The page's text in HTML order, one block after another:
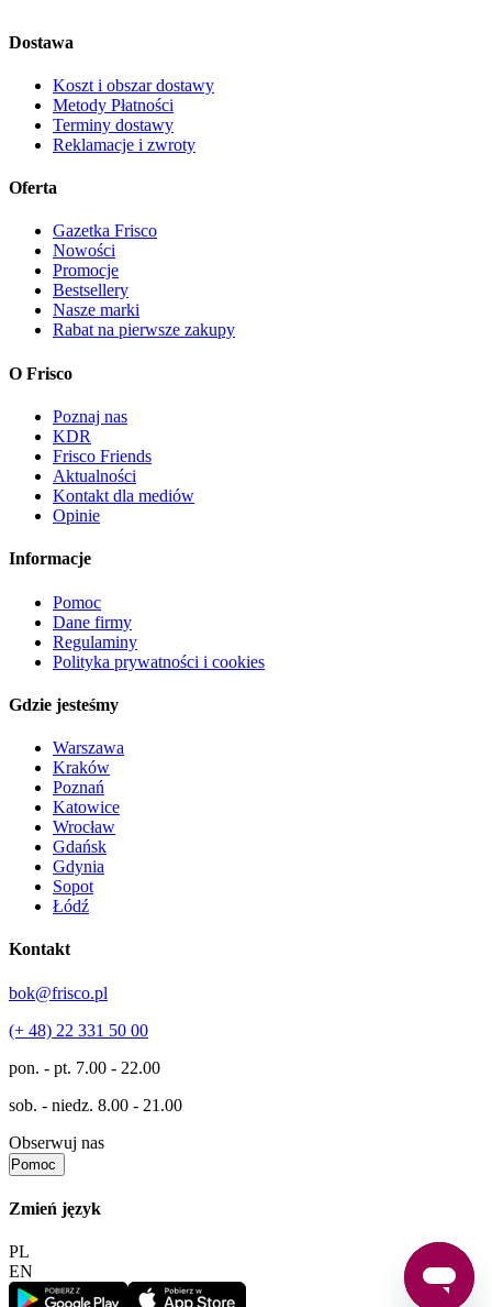
Dostawa
Koszt i obszar dostawy
Metody Płatności
Terminy dostawy
Reklamacje i zwroty
Oferta
Gazetka Frisco
Nowości
Promocje
Bestsellery
Nasze marki
Rabat na pierwsze zakupy
O Frisco
Poznaj nas
KDR
Frisco Friends
Aktualności
Kontakt dla mediów
Opinie
Informacje
Pomoc
Dane firmy
Regulaminy
Polityka prywatności i cookies
Gdzie jesteśmy
Warszawa
Kraków
Poznań
Katowice
Wrocław
Gdańsk
Gdynia
Sopot
Łódź
Kontakt
bok@frisco.pl
(+ 48) 22 331 50 00
pon. - pt. 7.00 - 22.00
sob. - niedz. 8.00 - 21.00
Obserwuj nas
Pomoc
Zmień język
PL
EN